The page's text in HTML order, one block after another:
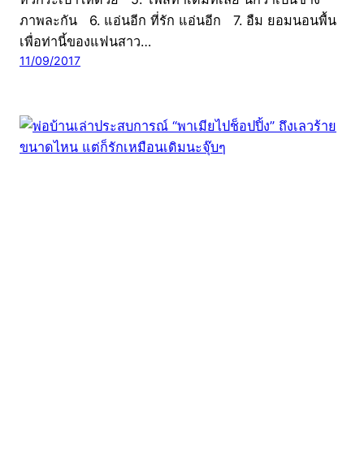
ภาพละกัน 6. แอ่นอีก ที่รัก แอ่นอีก 7. อืม ยอมนอนพื้น
เพื่อท่านี้ของแฟนสาว…
11/09/2017